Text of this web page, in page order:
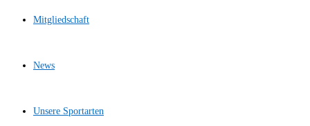
Mitgliedschaft
News
Unsere Sportarten